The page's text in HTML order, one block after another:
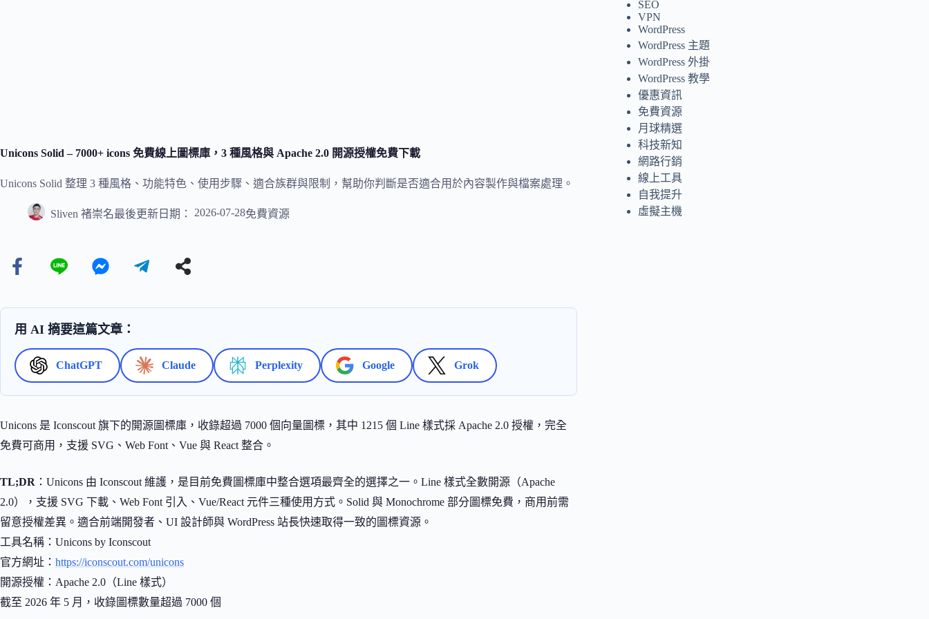
Unicons Solid – 7000+ icons 免費線上圖標庫，3 種風格與 Apache 2.0 開源授權免費下載
Unicons Solid 整理 3 種風格、功能特色、使用步驟、適合族群與限制，幫助你判斷是否適合用於內容製作與檔案處理。
Sliven 褚崇名最後更新日期： 2026-07-28免費資源
用 AI 摘要這篇文章：
ChatGPT Claude Perplexity Google Grok
Unicons 是 Iconscout 旗下的開源圖標庫，收錄超過 7000 個向量圖標，其中 1215 個 Line 樣式採 Apache 2.0 授權，完全
免費可商用，支援 SVG、Web Font、Vue 與 React 整合。
TL;DR ：Unicons 由 Iconscout 維護，是目前免費圖標庫中整合選項最齊全的選擇之一。Line 樣式全數開源（Apache
2.0），支援 SVG 下載、Web Font 引入、Vue/React 元件三種使用方式。Solid 與 Monochrome 部分圖標免費，商用前需
留意授權差異。適合前端開發者、UI 設計師與 WordPress 站長快速取得一致的圖標資源。
工具名稱：Unicons by Iconscout
官方網址： https://iconscout.com/unicons
開源授權：Apache 2.0（Line 樣式）
截至 2026 年 5 月，收錄圖標數量超過 7000 個
SEO
VPN
WordPress
WordPress 主題
WordPress 外掛
WordPress 教學
優惠資訊
免費資源
月球精選
科技新知
網路行銷
線上工具
自我提升
虛擬主機